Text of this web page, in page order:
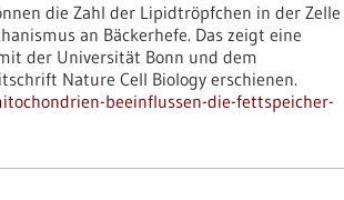
die Zahl der Lipidtröpfchen in der Zelle
an Bäckerhefe. Das zeigt eine
der Universität Bonn und dem
Nature Cell Biology erschienen.
beeinflussen-die-fettspeicher-